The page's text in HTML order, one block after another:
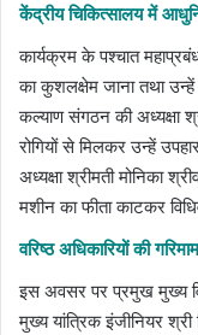
केंद्रीय चिकित्सालय में
कार्यक्रम के पश्चात
का कुशलक्षेम जाना तथा
कल्याण संगठन की अध्यक्षा
रोगियों से मिलकर उन्हें
अध्यक्षा श्रीमती मोनिका
मशीन का फीता काटकर
वरिष्ठ अधिकारियों की
इस अवसर पर प्रमुख मुख्य
मुख्य यांत्रिक इंजीनियर